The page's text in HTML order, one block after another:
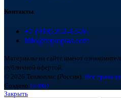
Контакты
+7 (918) 252-12-26
info@teploplas.com
Материалы на сайте имеют
публичной офертой.
© 2026 Теплоплас (Россия). Все права
Создано BOND
Закрыть